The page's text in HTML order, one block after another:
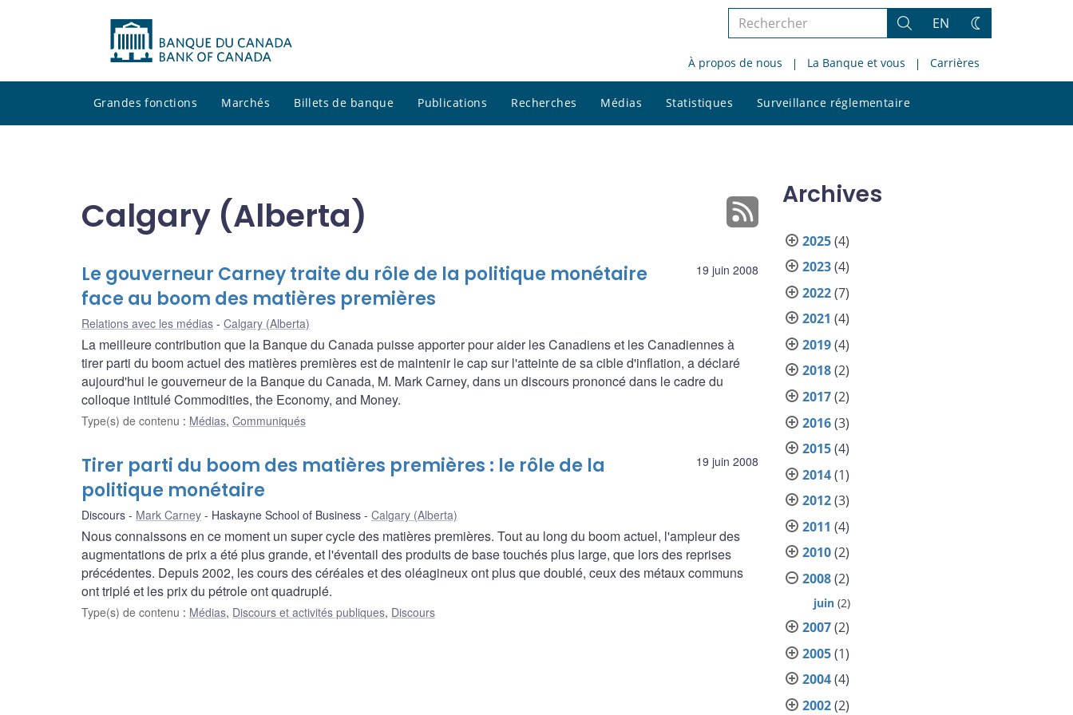
Rechercher
le
site
Rechercher
EN
Changez
thème
À propos de nous La Banque et vous Carrières
Grandes fonctions Marchés Billets de banque Publications Recherches Médias Statistiques Surveillance réglementaire
le
Calgary (Alberta)
19 juin 2008
Le gouverneur Carney traite du rôle de la politique monétaire
face au boom des matières premières
Relations avec les médias Calgary (Alberta)
La meilleure contribution que la Banque du Canada puisse apporter pour aider les Canadiens et les Canadiennes à
tirer parti du boom actuel des matières premières est de maintenir le cap sur l'atteinte de sa cible d'inflation, a déclaré
aujourd'hui le gouverneur de la Banque du Canada, M. Mark Carney, dans un discours prononcé dans le cadre du
colloque intitulé Commodities, the Economy, and Money.
Type(s) de contenu : Médias, Communiqués
19 juin 2008
Tirer parti du boom des matières premières : le rôle de la
politique monétaire
Discours Mark Carney Haskayne School of Business Calgary (Alberta)
Nous connaissons en ce moment un super cycle des matières premières. Tout au long du boom actuel, l'ampleur des
augmentations de prix a été plus grande, et l'éventail des produits de base touchés plus large, que lors des reprises
précédentes. Depuis 2002, les cours des céréales et des oléagineux ont plus que doublé, ceux des métaux communs
ont triplé et les prix du pétrole ont quadruplé.
Type(s) de contenu : Médias, Discours et activités publiques, Discours
Archives
2025(4)
2023(4)
2022(7)
2021 (4)
2019(4)
2018(2)
2017(2)
2016(3)
2015(4)
2014(1)
2012(3)
2011 (4)
2010(2)
2008(2)
juin (2)
2007(2)
2005(1)
2004(4)
2002(2)